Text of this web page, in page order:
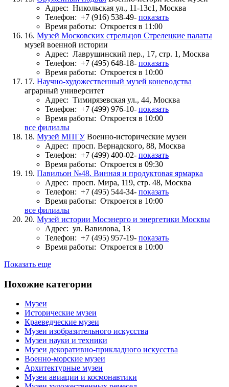
Адрес: Никольская ул., 11-13с1, Москва
Телефон: +7 (916) 538-49- показать
Время работы: Откроется в 11:00
16. Музей Московских стрельцов Стрелецкие палаты
музей военной истории
Адрес: Лаврушинский пер., 17, стр. 1, Москва
Телефон: +7 (495) 648-18- показать
Время работы: Откроется в 10:00
17. Научно-художественный музей коневодства
аграрный университет
Адрес: Тимирязевская ул., 44, Москва
Телефон: +7 (499) 976-10- показать
Время работы: Откроется в 10:00
все филиалы
18. Музей МПГУ Военно-исторические музеи
Адрес: просп. Вернадского, 88, Москва
Телефон: +7 (499) 400-02- показать
Время работы: Откроется в 09:30
19. Павильон №48. Винная и продуктовая ярмарка
Адрес: просп. Мира, 119, стр. 48, Москва
Телефон: +7 (495) 544-34- показать
Время работы: Откроется в 10:00
все филиалы
20. Музей истории Мосэнерго и энергетики Москвы
Адрес: ул. Вавилова, 13
Телефон: +7 (495) 957-19- показать
Время работы: Откроется в 10:00
Показать еще
Похожие категории
Музеи
Исторические музеи
Краеведческие музеи
Музеи изобразительного искусства
Музеи науки и техники
Музеи декоративно-прикладного искусства
Военно-морские музеи
Архитектурные музеи
Музеи авиации и космонавтики